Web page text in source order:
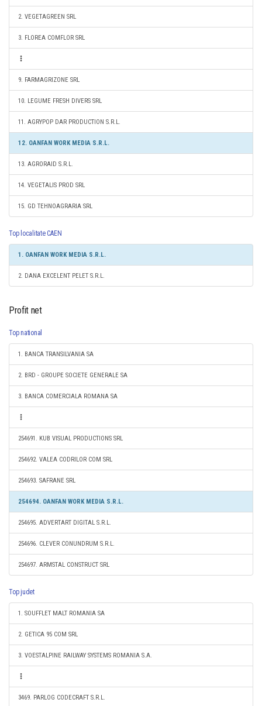
2. VEGETAGREEN SRL
3. FLOREA COMFLOR SRL
9. FARMAGRIZONE SRL
10. LEGUME FRESH DIVERS SRL
11. AGRYPOP DAR PRODUCTION S.R.L.
12. OANFAN WORK MEDIA S.R.L.
13. AGRORAID S.R.L.
14. VEGETALIS PROD SRL
15. GD TEHNOAGRARIA SRL
Top localitate CAEN
1. OANFAN WORK MEDIA S.R.L.
2. DANA EXCELENT PELET S.R.L.
Profit net
Top national
1. BANCA TRANSILVANIA SA
2. BRD - GROUPE SOCIETE GENERALE SA
3. BANCA COMERCIALA ROMANA SA
254691. KUB VISUAL PRODUCTIONS SRL
254692. VALEA CODRILOR COM SRL
254693. SAFRANE SRL
254694. OANFAN WORK MEDIA S.R.L.
254695. ADVERTART DIGITAL S.R.L.
254696. CLEVER CONUNDRUM S.R.L.
254697. ARMSTAL CONSTRUCT SRL
Top judet
1. SOUFFLET MALT ROMANIA SA
2. GETICA 95 COM SRL
3. VOESTALPINE RAILWAY SYSTEMS ROMANIA S.A.
3469. PARLOG CODECRAFT S.R.L.